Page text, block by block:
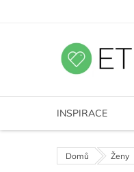
INSPIRACE
Domů Ženy